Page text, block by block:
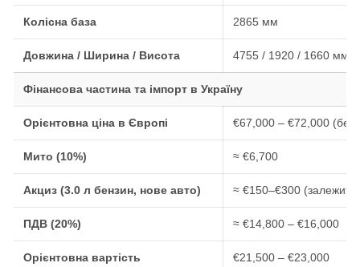
Колісна база 2865 мм
Довжина / Ширина / Висота 4755 / 1920 / 1660 мм
Фінансова частина та імпорт в Україну
Орієнтовна ціна в Європі €67,000 – €72,000 (без
Мито (10%) ≈ €6,700
Акциз (3.0 л бензин, нове авто) ≈ €150–€300 (залежить
ПДВ (20%) ≈ €14,800 – €16,000
Орієнтовна вартість
€21,500 – €23,000